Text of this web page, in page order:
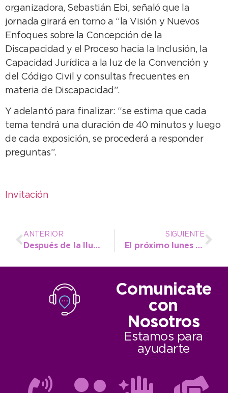
organizadora, Sebastián Ebi, señaló que la
jornada girará en torno a “la Visión y Nuevos
Enfoques sobre la Concepción de la
Discapacidad y el Proceso hacia la Inclusión, la
Capacidad Jurídica a la luz de la Convención y
del Código Civil y consultas frecuentes en
materia de Discapacidad”.
Y adelantó para finalizar: “se estima que cada
tema tendrá una duración de 40 minutos y luego
de cada exposición, se procederá a responder
preguntas”.
Invitación
ANTERIOR
Después de la lluvia, se presenta un día agradable
SIGUIENTE
El próximo lunes abren la inscripción para la Tecnicatura en Enfermería
Comunicate
con
Nosotros
Estamos para
ayudarte